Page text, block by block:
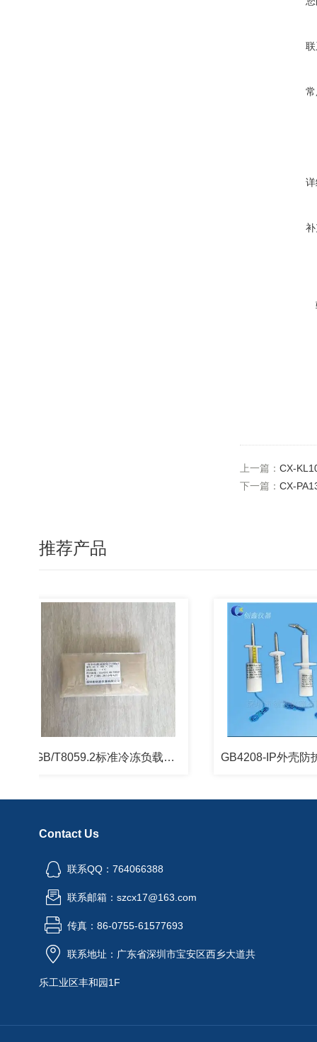
上一篇： CX-
下一篇： CX-
推荐产品
GB/T8059.2标准冷冻负载试验包 GB4208-IP外壳防护等级
Contact Us
联系QQ：764066388
联系邮箱：szcx17@163.com
传真：86-0755-61577693
联系地址：广东省深圳市宝安区西乡大道共
乐工业区丰和园1F